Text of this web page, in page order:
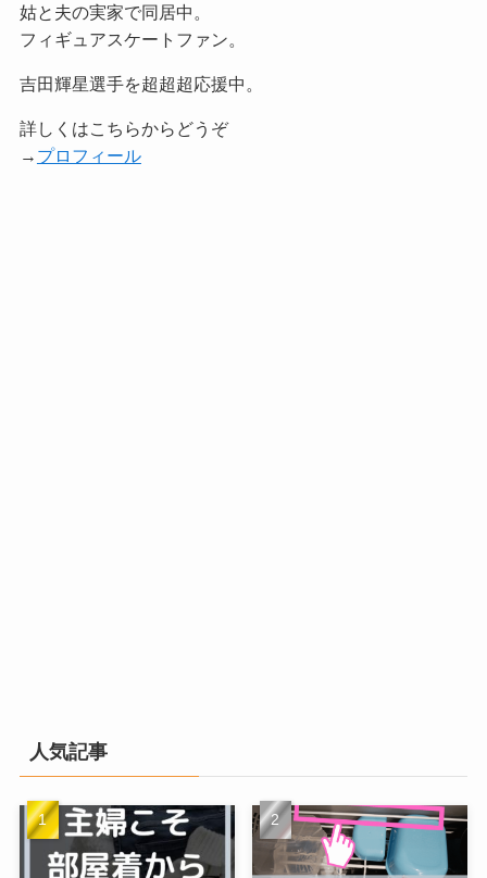
姑と夫の実家で同居中。
フィギュアスケートファン。
吉田輝星選手を超超超応援中。
詳しくはこちらからどうぞ
→ プロフィール
人気記事